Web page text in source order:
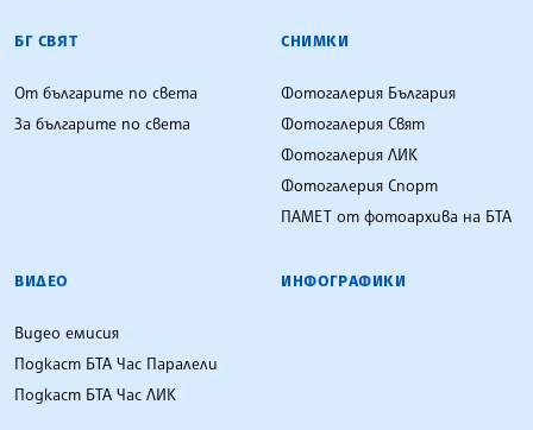
БГ СВЯТ
От българите по света
За българите по света
СНИМКИ
Фотогалерия България
Фотогалерия Свят
Фотогалерия ЛИК
Фотогалерия Спорт
ПАМЕТ от фотоархива на БТА
ВИДЕО
Видео емисия
Подкаст БТА Час Паралели
Подкаст БТА Час ЛИК
ИНФОГРАФИКИ